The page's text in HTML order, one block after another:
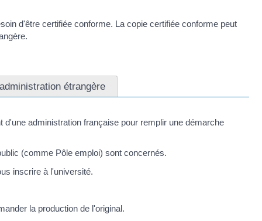
d'être certifiée conforme. La copie certifiée conforme peut
étrangère
administration française pour remplir une démarche
(comme Pôle emploi) sont concernés.
inscrire à l'université.
la production de l'original.